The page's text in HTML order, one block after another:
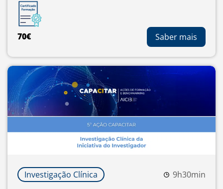
70€ Saber mais
Investigação Clínica 9h30min